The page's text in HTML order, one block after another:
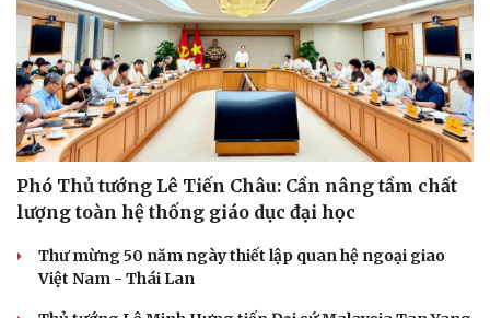
Phó Thủ tướng Lê Tiến Châu: Cần nâng tầm chất
lượng toàn hệ thống giáo dục đại học
Thư mừng 50 năm ngày thiết lập quan hệ ngoại giao
Việt Nam - Thái Lan